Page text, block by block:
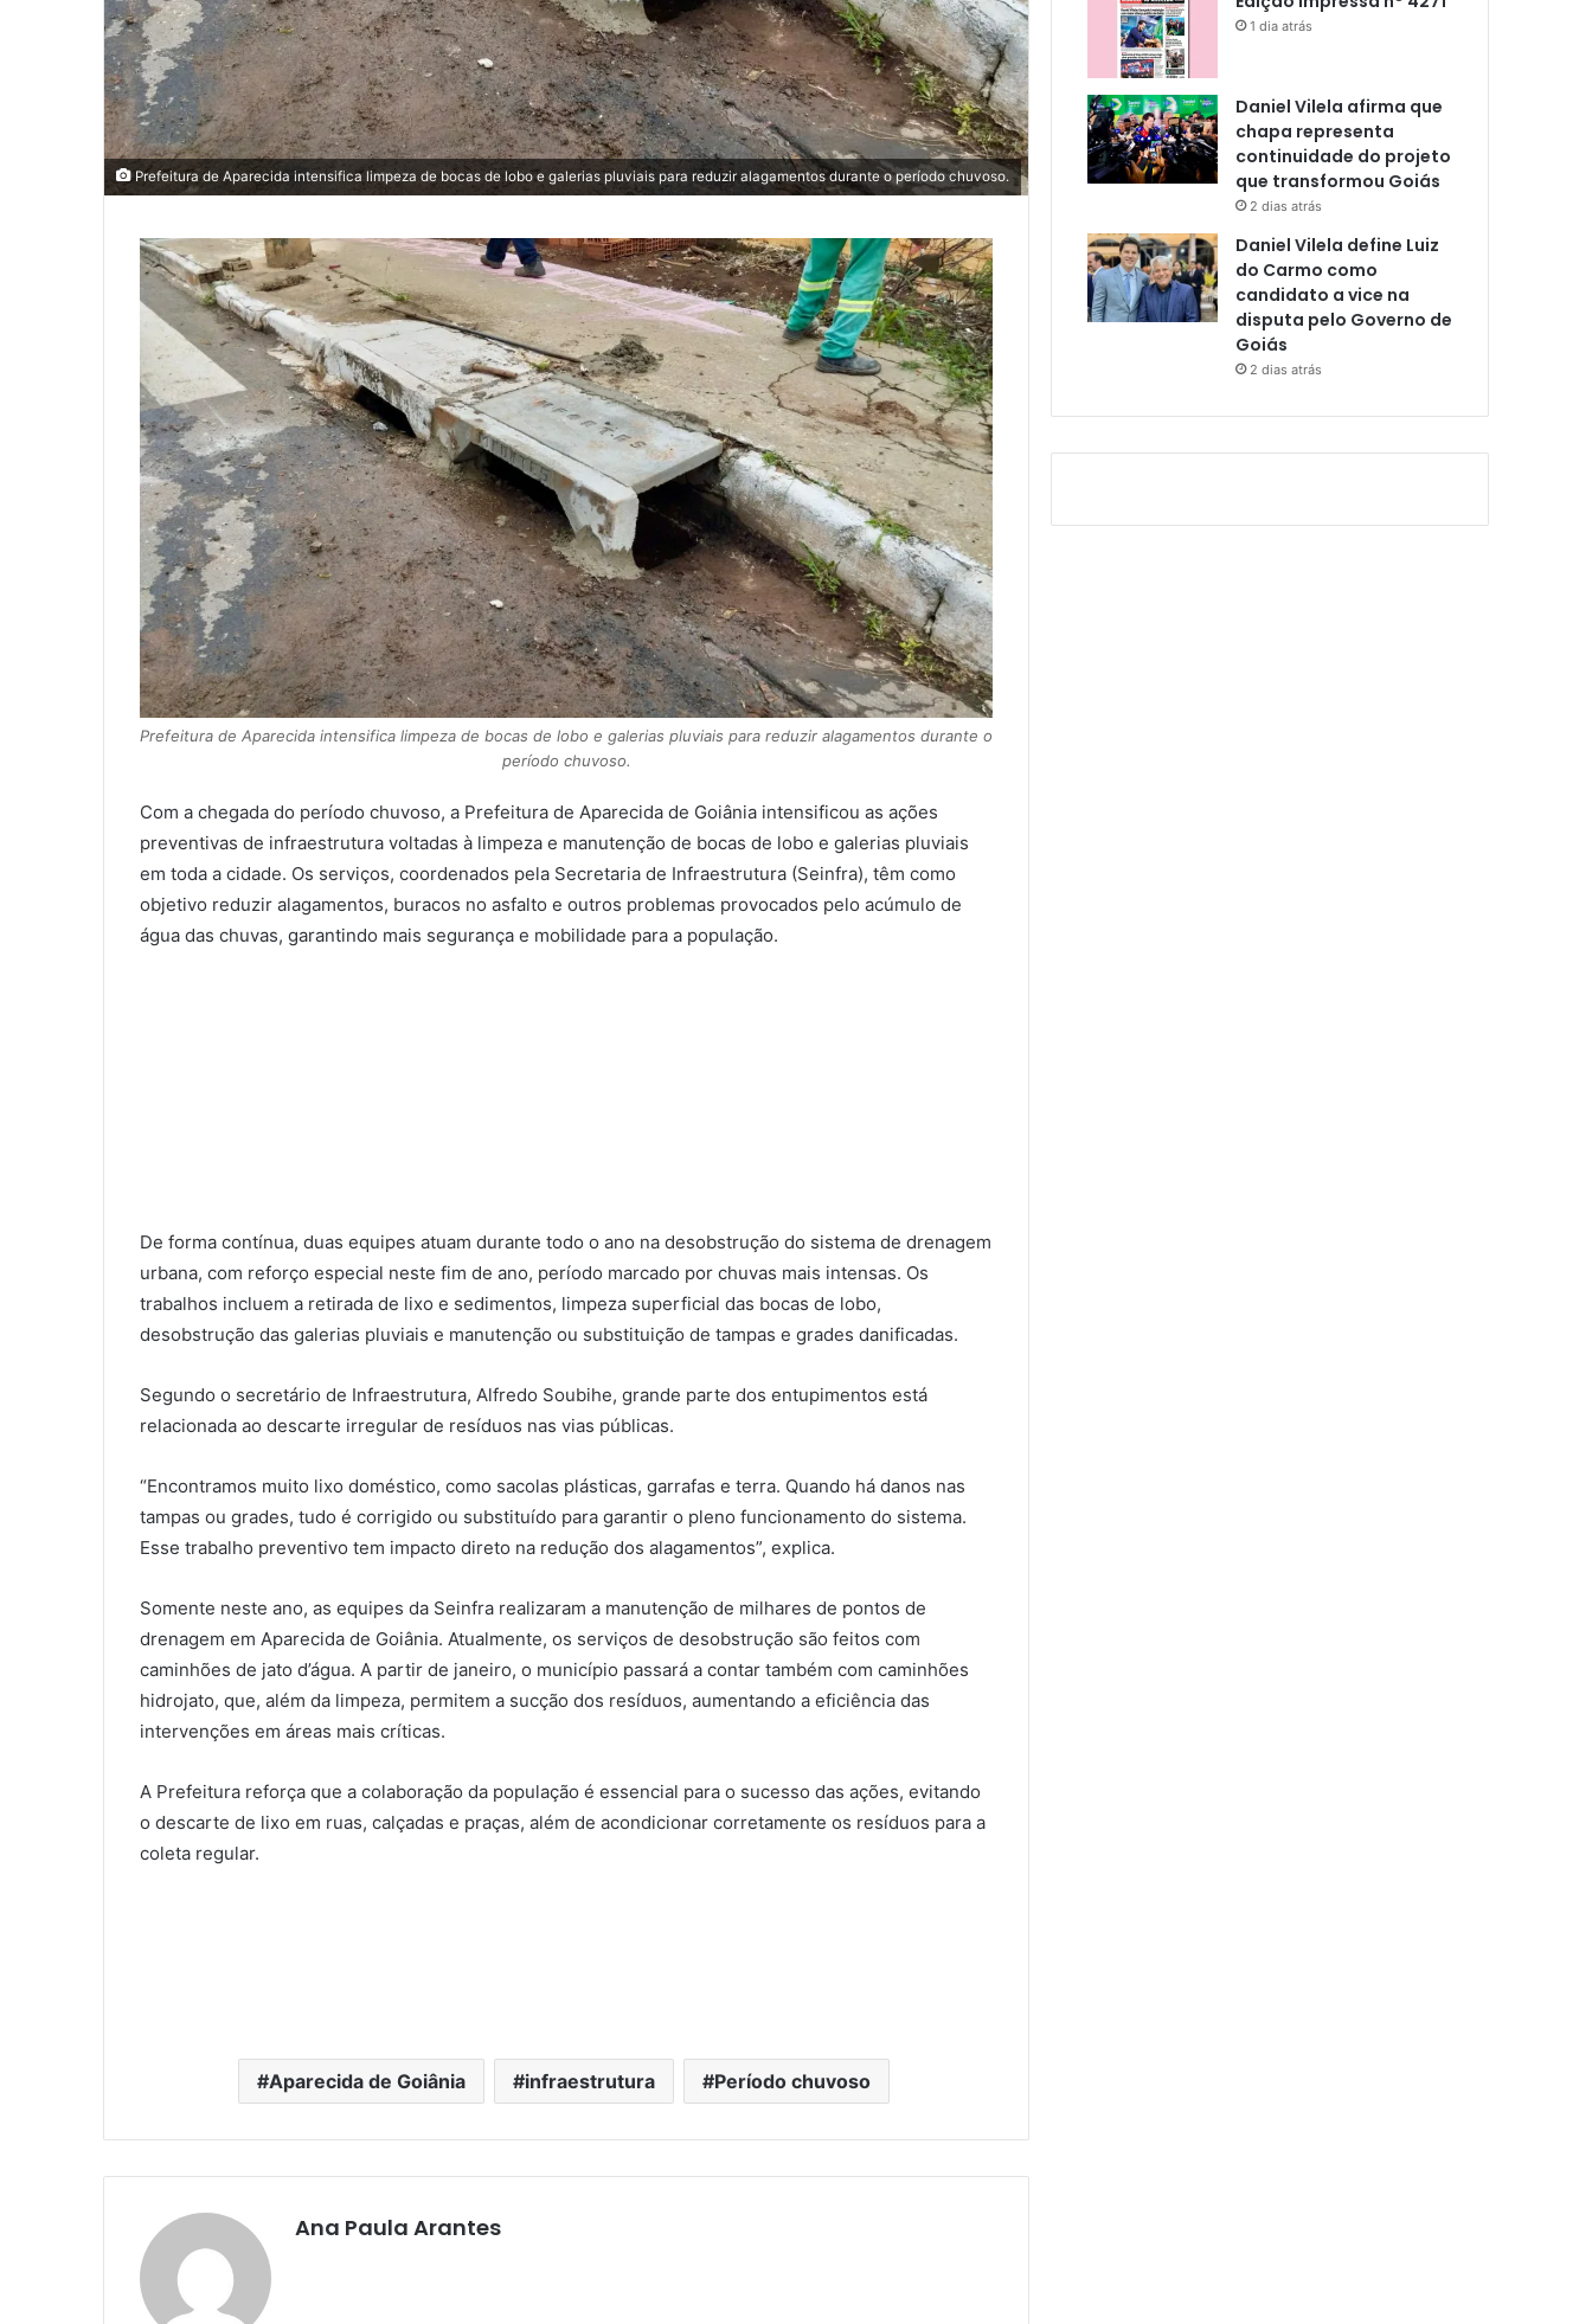
Prefeitura de Aparecida intensifica limpeza de bocas de lobo e galerias pluviais para reduzir alagamentos durante o período chuvoso.
Prefeitura de Aparecida intensifica limpeza de bocas de lobo e galerias pluviais para reduzir alagamentos durante o
período chuvoso.
Com a chegada do período chuvoso, a Prefeitura de Aparecida de Goiânia intensificou as ações
preventivas de infraestrutura voltadas à limpeza e manutenção de bocas de lobo e galerias pluviais
em toda a cidade. Os serviços, coordenados pela Secretaria de Infraestrutura (Seinfra), têm como
objetivo reduzir alagamentos, buracos no asfalto e outros problemas provocados pelo acúmulo de
água das chuvas, garantindo mais segurança e mobilidade para a população.
De forma contínua, duas equipes atuam durante todo o ano na desobstrução do sistema de drenagem
urbana, com reforço especial neste fim de ano, período marcado por chuvas mais intensas. Os
trabalhos incluem a retirada de lixo e sedimentos, limpeza superficial das bocas de lobo,
desobstrução das galerias pluviais e manutenção ou substituição de tampas e grades danificadas.
Segundo o secretário de Infraestrutura, Alfredo Soubihe, grande parte dos entupimentos está
relacionada ao descarte irregular de resíduos nas vias públicas.
“Encontramos muito lixo doméstico, como sacolas plásticas, garrafas e terra. Quando há danos nas
tampas ou grades, tudo é corrigido ou substituído para garantir o pleno funcionamento do sistema.
Esse trabalho preventivo tem impacto direto na redução dos alagamentos”, explica.
Somente neste ano, as equipes da Seinfra realizaram a manutenção de milhares de pontos de
drenagem em Aparecida de Goiânia. Atualmente, os serviços de desobstrução são feitos com
caminhões de jato d’água. A partir de janeiro, o município passará a contar também com caminhões
hidrojato, que, além da limpeza, permitem a sucção dos resíduos, aumentando a eficiência das
intervenções em áreas mais críticas.
A Prefeitura reforça que a colaboração da população é essencial para o sucesso das ações, evitando
o descarte de lixo em ruas, calçadas e praças, além de acondicionar corretamente os resíduos para a
coleta regular.
Aparecida de Goiânia infraestrutura Período chuvoso
Ana Paula Arantes
1 dia atrás
Daniel Vilela afirma que
chapa representa
continuidade do projeto
que transformou Goiás
2 dias atrás
Daniel Vilela define Luiz
do Carmo como
candidato a vice na
disputa pelo Governo de
Goiás
2 dias atrás